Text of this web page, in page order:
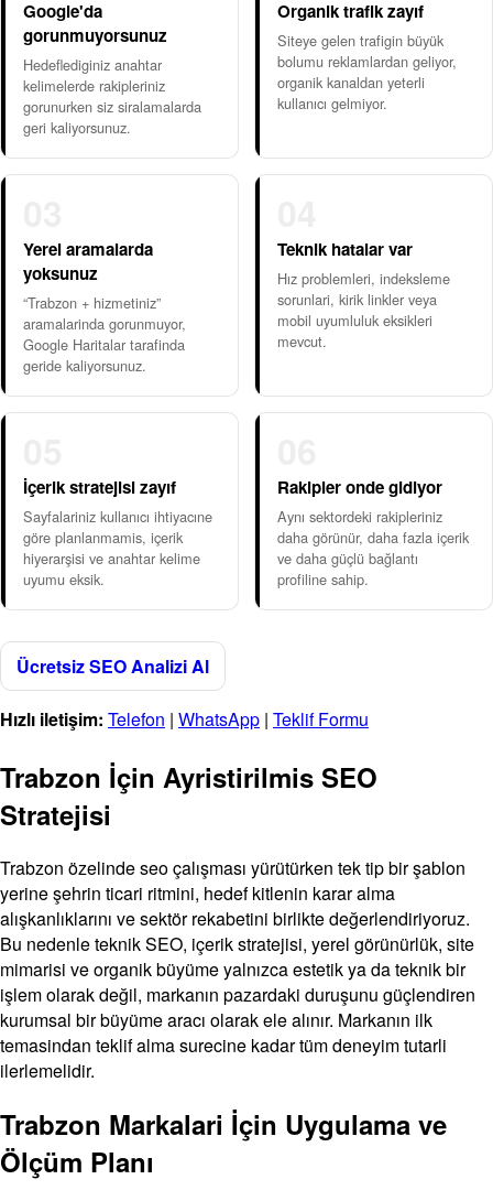
Google'da
gorunmuyorsunuz
Hedeflediginiz anahtar
kelimelerde rakipleriniz
gorunurken siz siralamalarda
geri kaliyorsunuz.
Organik trafik zayıf
Siteye gelen trafigin büyük
bolumu reklamlardan geliyor,
organik kanaldan yeterli
kullanıcı gelmiyor.
Yerel aramalarda
yoksunuz
“Trabzon + hizmetiniz”
aramalarinda gorunmuyor,
Google Haritalar tarafinda
geride kaliyorsunuz.
Teknik hatalar var
Hız problemleri, indeksleme
sorunlari, kirik linkler veya
mobil uyumluluk eksikleri
mevcut.
İçerik stratejisi zayıf
Sayfalariniz kullanıcı ihtiyacıne
göre planlanmamis, içerik
hiyerarşisi ve anahtar kelime
uyumu eksik.
Rakipler onde gidiyor
Aynı sektordeki rakipleriniz
daha görünür, daha fazla içerik
ve daha güçlü bağlantı
profiline sahip.
Ücretsiz SEO Analizi Al
Hızlı iletişim: Telefon | WhatsApp | Teklif Formu
Trabzon İçin Ayristirilmis SEO
Stratejisi
Trabzon özelinde seo çalışması yürütürken tek tip bir şablon
yerine şehrin ticari ritmini, hedef kitlenin karar alma
alışkanlıklarını ve sektör rekabetini birlikte değerlendiriyoruz.
Bu nedenle teknik SEO, içerik stratejisi, yerel görünürlük, site
mimarisi ve organik büyüme yalnızca estetik ya da teknik bir
işlem olarak değil, markanın pazardaki duruşunu güçlendiren
kurumsal bir büyüme aracı olarak ele alınır. Markanın ilk
temasindan teklif alma surecine kadar tüm deneyim tutarli
ilerlemelidir.
Trabzon Markalari İçin Uygulama ve
Ölçüm Planı